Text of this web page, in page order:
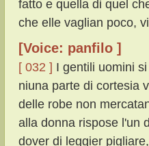
fatto e quella di quel
che elle vaglian poco,
[Voice: panfilo ]
[ 032 ] I gentili uomini
niuna parte di cortesia
delle robe non
alla donna rispose l'un
dover di leggier